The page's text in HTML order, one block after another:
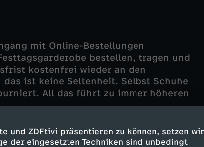
und ZDFtivi präsentieren zu können, setzen wir
der eingesetzten Techniken sind unbedingt
mit Online-Bestellungen
bestellen, tragen und
kostenfrei wieder an den
ist keine Seltenheit. Selbst Schuhe
All das führt zu immer höheren
auch neue Konzepte gefragt, um die
karren jeden Tag mehrere Lastwagen